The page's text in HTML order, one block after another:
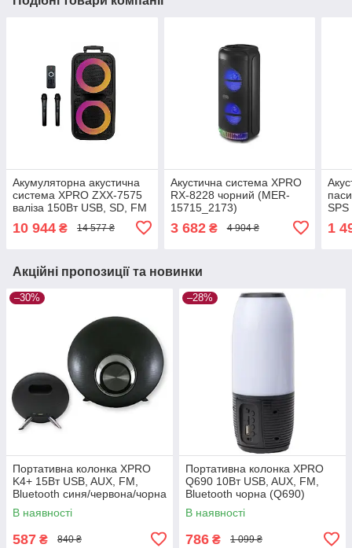
Акумуляторна акустична
система XPRO ZXX-7575
валіза 150Вт USB, SD, FM
радіомікрофона, ДУ чорна
10 944 ₴ 14 577 ₴
Акустична система XPRO
RX-8228 чорний (MER-
15715_2173)
3 682₴ 4 904 ₴
SPS
1
Акційні пропозиції та новинки
–30%
Портативна колонка XPRO
K4+ 15Вт USB, AUX, FM,
Bluetooth синя/червона/чорна
(K4+)
В наявності
587 ₴ 840 ₴
–28%
Портативна колонка XPRO
Q690 10Вт USB, AUX, FM,
Bluetooth чорна (Q690)
В наявності
786 ₴ 1 099 ₴